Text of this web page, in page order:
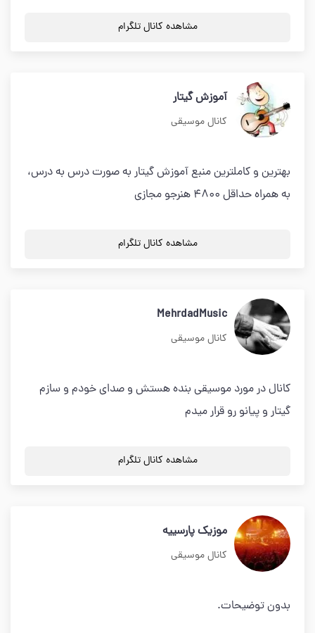
مشاهده کانال تلگرام
آموزش گیتار
کانال موسیقی
بهترین و کاملترین منبع آموزش گیتار به صورت درس به درس،
به همراه حداقل 4800 هنرجو مجازی
مشاهده کانال تلگرام
MehrdadMusic
کانال موسیقی
کانال در مورد موسیقی بنده هستش و صدای خودم و سازم
گیتار و پیانو رو قرار میدم
مشاهده کانال تلگرام
موزيک پارسييه
کانال موسیقی
بدون توضیحات.